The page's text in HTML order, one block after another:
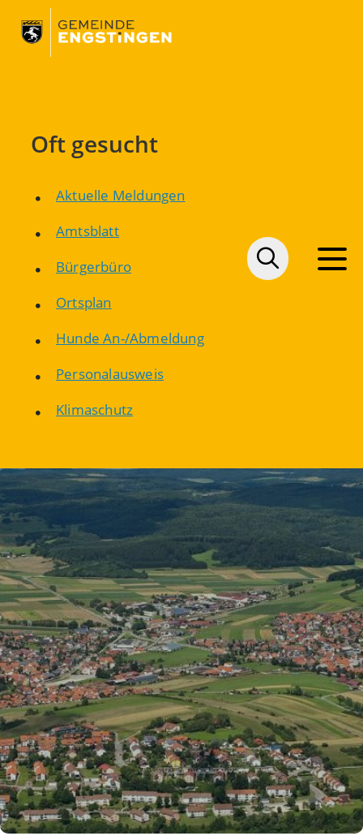
Oft gesucht
Aktuelle Meldungen
Amtsblatt
Bürgerbüro
Ortsplan
Hunde An-/Abmeldung
Personalausweis
Klimaschutz